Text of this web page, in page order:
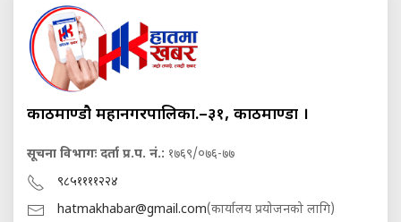
काठमाण्डौ महानगरपालिका.–३१, काठमाण्डौं ।
सूचना विभागः दर्ता प्र.प. नं.: १७६९/०७६-७७
९८५११११२२४
hatmakhabar@gmail.com(कार्यालय प्रयोजनको लागि)